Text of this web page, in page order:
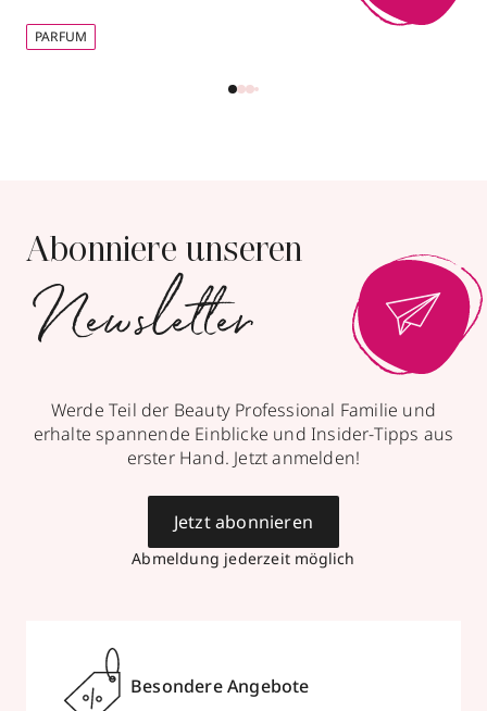
PARFUM
Abonniere unseren
Newsletter
Werde Teil der Beauty Professional Familie und
erhalte spannende Einblicke und Insider-Tipps aus
erster Hand. Jetzt anmelden!
Abmeldung jederzeit möglich
Jetzt abonnieren
Besondere Angebote